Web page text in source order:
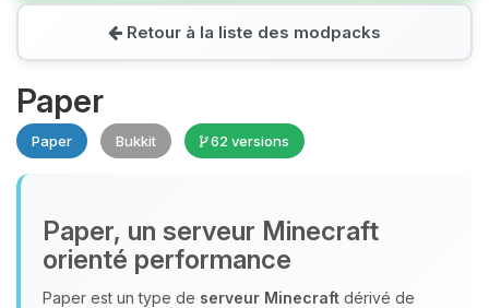
Retour à la liste des modpacks
Paper
Paper Bukkit 62 versions
Paper, un serveur Minecraft
orienté performance
Paper est un type de serveur Minecraft dérivé de